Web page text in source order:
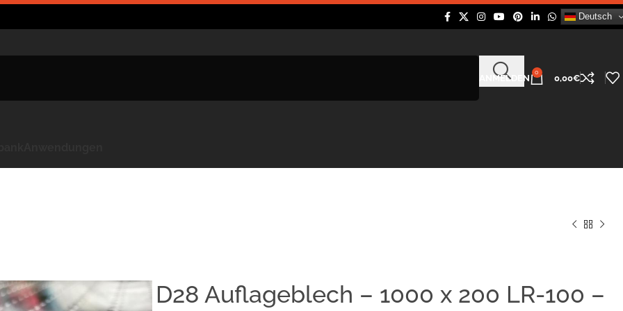
Deutsch
ANMELDEN
0
0,00€
D28 Auflageblech – 1000 x 200 LR-100 –